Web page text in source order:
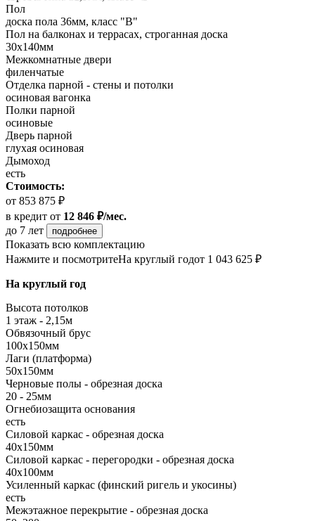
Пол
доска пола 36мм, класс "B"
Пол на балконах и террасах, строганная доска
30х140мм
Межкомнатные двери
филенчатые
Отделка парной - стены и потолки
осиновая вагонка
Полки парной
осиновые
Дверь парной
глухая осиновая
Дымоход
есть
Стоимость:
от 853 875 ₽
в кредит от 12 846 ₽/мес.
до 7 лет
подробнее
Показать всю комплектацию
Нажмите и посмотритеНа круглый годот 1 043 625 ₽
На круглый год
Высота потолков
1 этаж - 2,15м
Обвязочный брус
100х150мм
Лаги (платформа)
50х150мм
Черновые полы - обрезная доска
20 - 25мм
Огнебиозащита основания
есть
Силовой каркас - обрезная доска
40х150мм
Силовой каркас - перегородки - обрезная доска
40х100мм
Усиленный каркас (финский ригель и укосины)
есть
Межэтажное перекрытие - обрезная доска